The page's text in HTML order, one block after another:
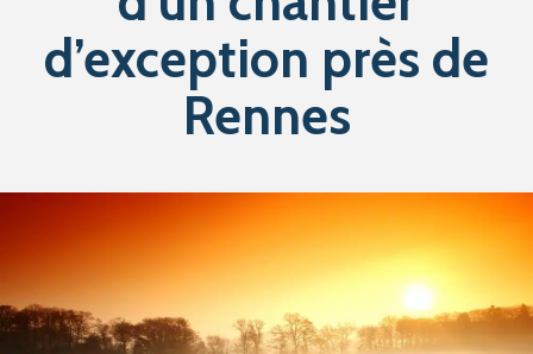
d’exception près de
Rennes